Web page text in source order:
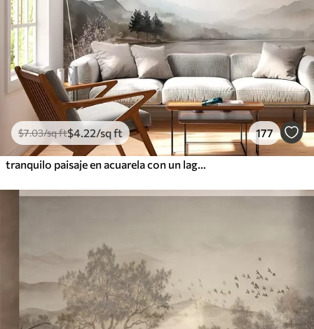
$7.03/sq ft$4 .22/sq ft 177